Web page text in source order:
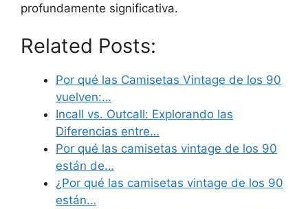
profundamente significativa.
Related Posts:
Por qué las Camisetas Vintage de los 90
vuelven:…
Incall vs. Outcall: Explorando las
Diferencias entre…
Por qué las camisetas vintage de los 90
están de…
¿Por qué las camisetas vintage de los 90
están…